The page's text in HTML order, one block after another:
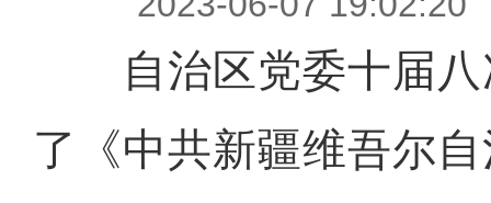
自治区党委十届八
了《中共新疆维吾尔